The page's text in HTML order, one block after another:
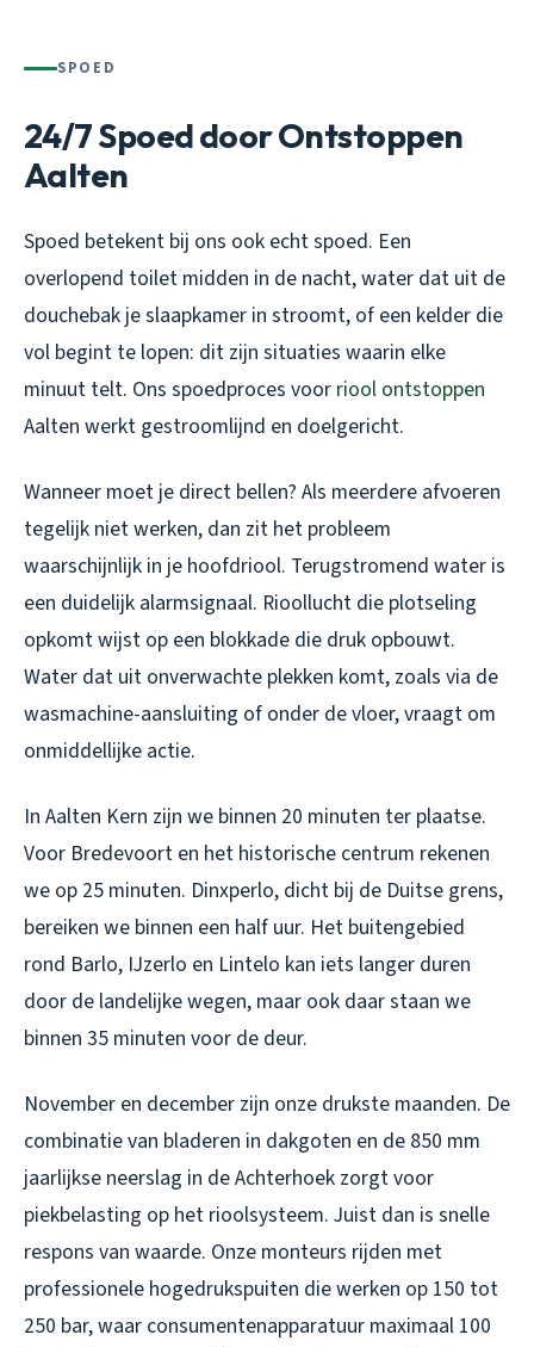
SPOED
24/7 Spoed door Ontstoppen
Aalten
Spoed betekent bij ons ook echt spoed. Een
overlopend toilet midden in de nacht, water dat uit de
douchebak je slaapkamer in stroomt, of een kelder die
vol begint te lopen: dit zijn situaties waarin elke
minuut telt. Ons spoedproces voor riool ontstoppen
Aalten werkt gestroomlijnd en doelgericht.
Wanneer moet je direct bellen? Als meerdere afvoeren
tegelijk niet werken, dan zit het probleem
waarschijnlijk in je hoofdriool. Terugstromend water is
een duidelijk alarmsignaal. Rioollucht die plotseling
opkomt wijst op een blokkade die druk opbouwt.
Water dat uit onverwachte plekken komt, zoals via de
wasmachine-aansluiting of onder de vloer, vraagt om
onmiddellijke actie.
In Aalten Kern zijn we binnen 20 minuten ter plaatse.
Voor Bredevoort en het historische centrum rekenen
we op 25 minuten. Dinxperlo, dicht bij de Duitse grens,
bereiken we binnen een half uur. Het buitengebied
rond Barlo, IJzerlo en Lintelo kan iets langer duren
door de landelijke wegen, maar ook daar staan we
binnen 35 minuten voor de deur.
November en december zijn onze drukste maanden. De
combinatie van bladeren in dakgoten en de 850 mm
jaarlijkse neerslag in de Achterhoek zorgt voor
piekbelasting op het rioolsysteem. Juist dan is snelle
respons van waarde. Onze monteurs rijden met
professionele hogedrukspuiten die werken op 150 tot
250 bar, waar consumentenapparatuur maximaal 100